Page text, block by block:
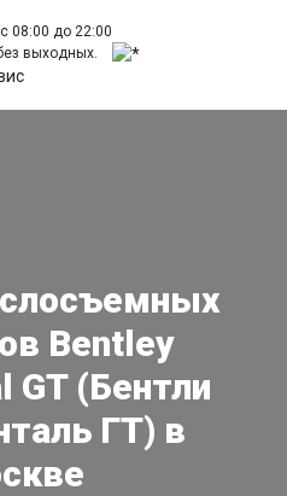
08:00 до 22:00
выходных.
Bentley
GT (Бентли
ГТ) в